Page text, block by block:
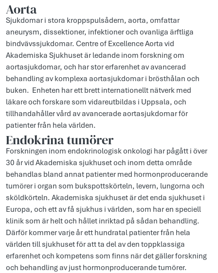
Aorta
Sjukdomar i stora kroppspulsådern, aorta, omfattar
aneurysm, dissektioner, infektioner och ovanliga ärftliga
bindvävssjukdomar. Centre of Excellence Aorta vid
Akademiska Sjukhuset är ledande inom forskning om
aortasjukdomar, och har stor erfarenhet av avancerad
behandling av komplexa aortasjukdomar i brösthålan och
buken. Enheten har ett brett internationellt nätverk med
läkare och forskare som vidareutbildas i Uppsala, och
tillhandahåller vård av avancerade aortasjukdomar för
patienter från hela världen.
Endokrina tumörer
Forskningen inom endokrinologisk onkologi har pågått i över
30 år vid Akademiska sjukhuset och inom detta område
behandlas bland annat patienter med hormonproducerande
tumörer i organ som bukspottskörteln, levern, lungorna och
sköldkörteln. Akademiska sjukhuset är det enda sjukhuset i
Europa, och ett av få sjukhus i världen, som har en speciell
klinik som är helt och hållet inriktad på sådan behandling.
Därför kommer varje år ett hundratal patienter från hela
världen till sjukhuset för att ta del av den toppklassiga
erfarenhet och kompetens som finns när det gäller forskning
och behandling av just hormonproducerande tumörer.